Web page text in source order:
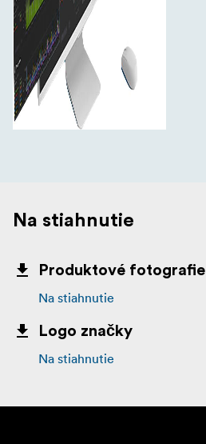
Na stiahnutie
Produktové fotografie
Na stiahnutie
Logo značky
Na stiahnutie